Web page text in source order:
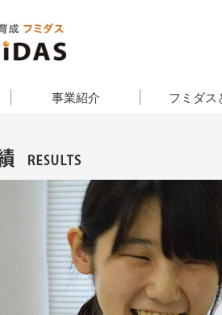
事業紹介 フミダス